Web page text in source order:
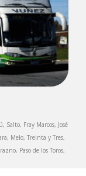
Salto, Fray Marcos, José
Melo, Treinta y Tres,
Paso de los Toros,